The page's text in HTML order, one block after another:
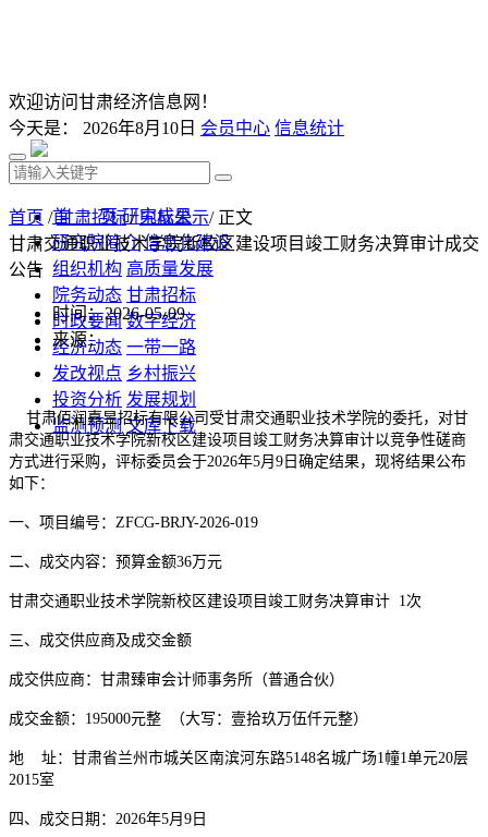
欢迎访问甘肃经济信息网！
今天是： 2026年8月10日 会员中心 信息统计
首 页 研究成果
研究院简介 信息化建设
组织机构 高质量发展
院务动态 甘肃招标
时政要闻 数字经济
经济动态 一带一路
发改视点 乡村振兴
投资分析 发展规划
监测预测 文库下载
首页 /甘肃招标/中标公示/ 正文
甘肃交通职业技术学院新校区建设项目竣工财务决算审计成交
公告
时间：2026-05-09
来源：
甘肃佰润嘉昱招标有限公司 受甘肃交通职业技术学院的委托，对甘
肃交通职业技术学院新校区建设项目竣工财务决算审计以竞争性磋商
方式进行采购， 评标委员会于2026年5月 9 日确定结果，现将结果公布
如下：
一、项目 编号：ZFCG-BRJY-2026-019
二、成交内容： 预算金额36万元
甘肃交通职业技术学院新校区建设项目竣工财务决算审计 1次
三、 成交供应商及成交金额
成交供应商：甘肃臻审会计师事务所（普通合伙）
成交金额： 195000元整 （大写 ： 壹拾玖万伍仟元整）
地 址：甘肃省兰州市城关区南滨河东路5148名城广场1幢1单元20层
2015室
四 、 成交 日期 ： 2026年5月 9 日